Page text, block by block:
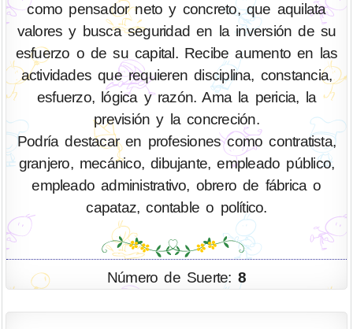
como pensador neto y concreto, que aquilata
valores y busca seguridad en la inversión de su
esfuerzo o de su capital. Recibe aumento en las
actividades que requieren disciplina, constancia,
esfuerzo, lógica y razón. Ama la pericia, la
previsión y la concreción.
Podría destacar en profesiones como contratista,
granjero, mecánico, dibujante, empleado público,
empleado administrativo, obrero de fábrica o
capataz, contable o político.
Número de Suerte: 8